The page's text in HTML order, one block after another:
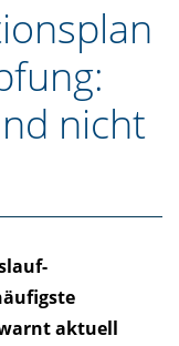
nicht
warnt aktuell